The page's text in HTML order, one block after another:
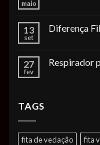
maio
13
set
Diferença
27
fev
Respirador
TAGS
fita de vedação fita